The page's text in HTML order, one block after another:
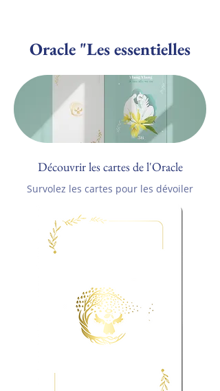
Oracle "Les essentielles
Découvrir les cartes de l'Oracle
Survolez les cartes pour les dévoiler